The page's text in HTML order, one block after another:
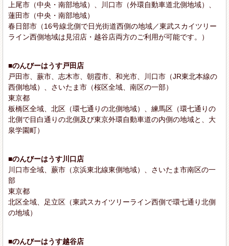
上尾市（中央・南部地域）、川口市（外環自動車道北側地域）、
蓮田市（中央・南部地域）
春日部市（16号線北側で日光街道西側の地域／東武スカイツリー
ライン西側地域は見沼店・越谷店両方のご利用が可能です。）
■のんびーはうす戸田店
戸田市、蕨市、志木市、朝霞市、和光市、川口市（JR東北本線の
西側地域）、さいたま市（桜区全域、南区の一部）
東京都
板橋区全域、北区（環七通りの北側地域）、練馬区（環七通りの
北側で目白通りの北側及び東京外環自動車道の内側の地域と、大
泉学園町）
■のんびーはうす川口店
川口市全域、蕨市（京浜東北線東側地域）、さいたま市南区の一
部
東京都
北区全域、足立区（東武スカイツリーライン西側で環七通り北側
の地域）
■のんびーはうす越谷店